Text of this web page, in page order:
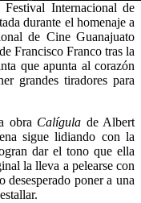
Internacional de
durante el homenaje a
de Cine Guanajuato
Francisco Franco tras la
que apunta al corazón
grandes tiradores para
obra Calígula de Albert
sigue lidiando con la
dar el tono que ella
la lleva a pelearse con
poner a una